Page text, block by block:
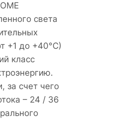
света
+1 до +40°С)
класс
за счет чего
– 24 / 36